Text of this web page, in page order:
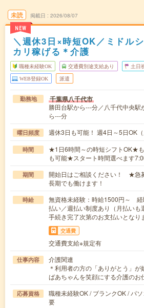
未読
NEW
掲載日 2026/08/07
＼週休3日×時短OK／ミドル
カリ稼げる＊介護
職種未経験OK 交通費別途支給あり 土日
WEB登録OK 派遣
勤務地 千葉県八千代市
勝田台駅から---分／八千代中央
ら---分
曜日頻度 週休3日も可能！ 週4日～5日
時間
★1日6時間～の時短シフトOK★
も可能★スタート時間選べます
期間
開始日はご相談ください！ ★急
長期でも働けます！
時給
無資格未経験：時給1500円～
払い／週払い制度あり（月払いも
手続き完了次第のお支払いとなり
交通費
交通費支給※規定有
仕事内容
介護関連
＊利用者の方の「ありがとう」
ばあちゃんを笑顔にする介護の
応募資格
職種未経験OK / ブランクOK / パ
要